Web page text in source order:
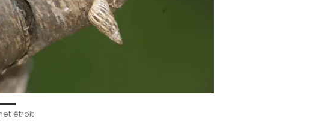
étroit